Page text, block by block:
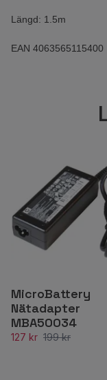
Längd: 1.5m
EAN 4063565115400
MicroBattery
Nätadapter
MBA50034
127 kr 199 kr